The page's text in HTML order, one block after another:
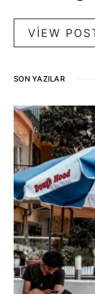
VIEW
SON YAZILAR